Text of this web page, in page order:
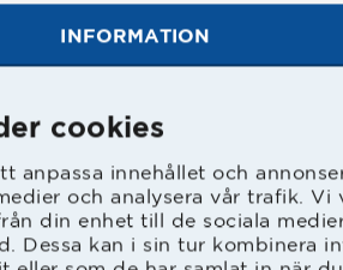
INFORMATION
cookies
anpassa innehållet och
och analysera vår trafik. Vi
din enhet till de sociala
Dessa kan i sin tur kombinera
avgjord då, så blev den
mål första kvarten gjorde
omgångar kvar ledde HBK
mål.